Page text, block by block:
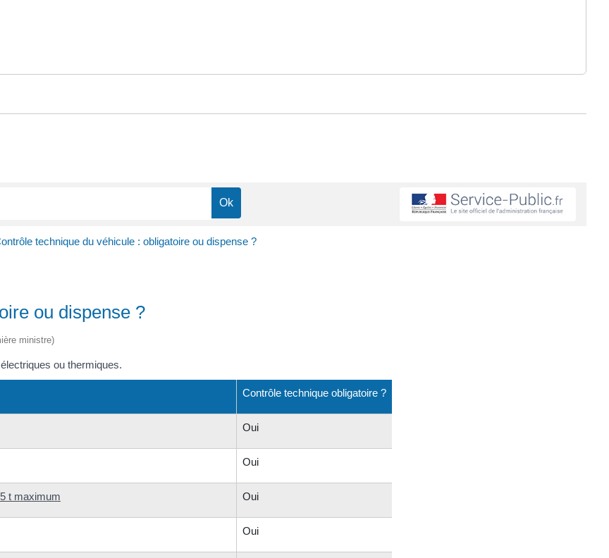
technique du véhicule : obligatoire ou dispense ?
ou dispense ?
ministre)
ou thermiques.
Contrôle technique obligatoire ?
Oui
Oui
t maximum Oui
Oui